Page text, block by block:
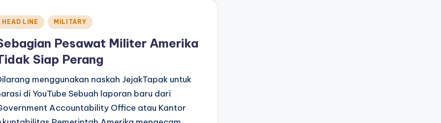
HEAD LINE MILITARY
Pesawat Militer Amerika
Siap Perang
menggunakan naskah JejakTapak untuk
di YouTube Sebuah laporan baru dari
Accountability Office atau Kantor